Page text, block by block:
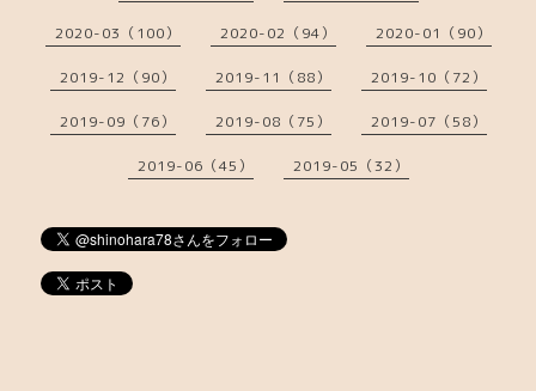
2020-03（100） 2020-02（94） 2020-01（90）
2019-12（90） 2019-11（88） 2019-10（72）
2019-09（76） 2019-08（75） 2019-07（58）
2019-06（45） 2019-05（32）